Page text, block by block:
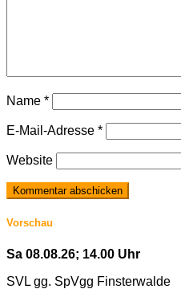
Name *
E-Mail-Adresse *
Website
Vorschau
Sa 08.08.26; 14.00 Uhr
SVL gg. SpVgg Finsterwalde